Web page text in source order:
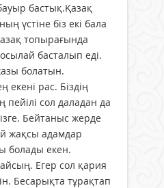
бастық.Қазақ
үстіне біз екі бала
топырағында
басталып еді.
болатын.
екені рас. Біздің
сол даладан да
Бейтаныс жерде
жақсы адамдар
болады екен.
Егер сол қария
Бесарықта тұрақтап